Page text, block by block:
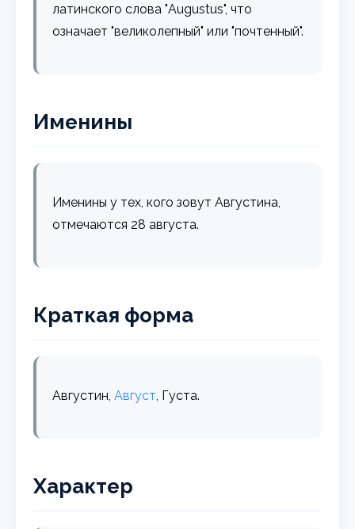
латинского слова "Augustus", что
означает "великолепный" или "почтенный".
Именины
Именины у тех, кого зовут Августина,
отмечаются 28 августа.
Краткая форма
Августин,Август, Густа.
Характер